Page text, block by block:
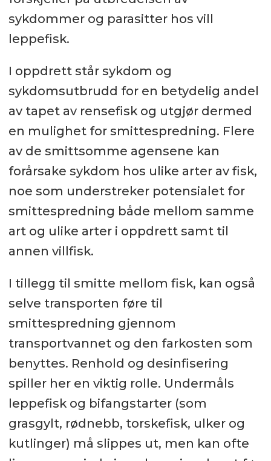
sykdommer og parasitter hos vill
leppefisk.
I oppdrett står sykdom og
sykdomsutbrudd for en betydelig andel
av tapet av rensefisk og utgjør dermed
en mulighet for smittespredning. Flere
av de smittsomme agensene kan
forårsake sykdom hos ulike arter av fisk,
noe som understreker potensialet for
smittespredning både mellom samme
art og ulike arter i oppdrett samt til
annen villfisk.
I tillegg til smitte mellom fisk, kan også
selve transporten føre til
smittespredning gjennom
transportvannet og den farkosten som
benyttes. Renhold og desinfisering
spiller her en viktig rolle. Undermåls
leppefisk og bifangstarter (som
grasgylt, rødnebb, torskefisk, ulker og
kutlinger) må slippes ut, men kan ofte